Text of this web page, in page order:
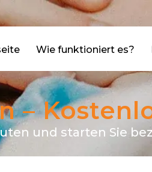
Wie funktioniert es?
–
und starten Sie